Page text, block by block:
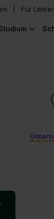
Für Lehrer